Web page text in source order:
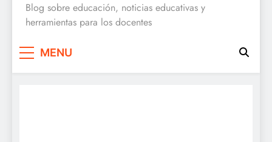
Blog sobre educación, noticias educativas y
herramientas para los docentes
MENU